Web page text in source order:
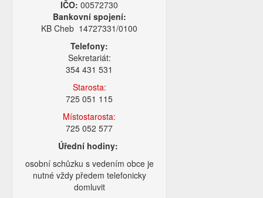
IČO:00572730
Bankovní spojení:
KB Cheb 14727331/0100
Telefony:
Sekretariát:
354 431 531
Starosta:
725 051 115
Místostarosta:
725 052 577
Úřední hodiny:
osobní schůzku s vedením obce je
nutné vždy předem telefonicky
domluvit